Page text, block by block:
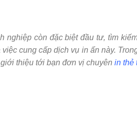
còn đặc biệt đầu tư, tìm
cung cấp dịch vụ in ấn này.
thiệu tới bạn đơn vị chuyên in thẻ